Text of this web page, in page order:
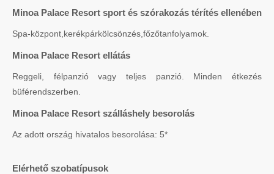
Minoa Palace Resort sport és szórakozás térítés ellenében
Spa-központ,kerékpárkölcsönzés,főzőtanfolyamok.
Minoa Palace Resort ellátás
Reggeli, félpanzió vagy teljes panzió. Minden étkezés
büférendszerben.
Minoa Palace Resort szálláshely besorolás
Az adott ország hivatalos besorolása: 5*
Elérhető szobatípusok